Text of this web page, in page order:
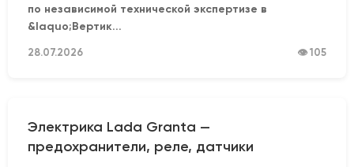
по независимой технической экспертизе в
&laquo;Вертик...
28.07.2026 👁 105
Электрика Lada Granta —
предохранители, реле, датчики